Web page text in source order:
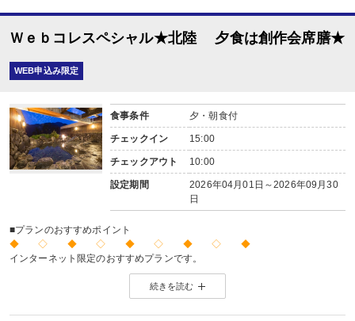
■朝食
その他（レストラン又は広間 ※お選びいただけません。）
和食セット
Ｗｅｂコレスペシャル★北陸 夕食は創作会席膳★
WEB申込み限定
食事条件 夕・朝食付
チェックイン 15:00
チェックアウト 10:00
設定期間
2026年04月01日～2026年09月30
日
■プランのおすすめポイント
◆ ◇ ◆ ◇ ◆ ◇ ◆ ◇ ◆
インターネット限定のおすすめプランです。
※店頭・電話・メールでのお問合せや申込みは出来ません。
◆ ◇ ◆ ◇ ◆ ◇ ◆ ◇ ◆
【お楽しみメニュー】
続きを読む